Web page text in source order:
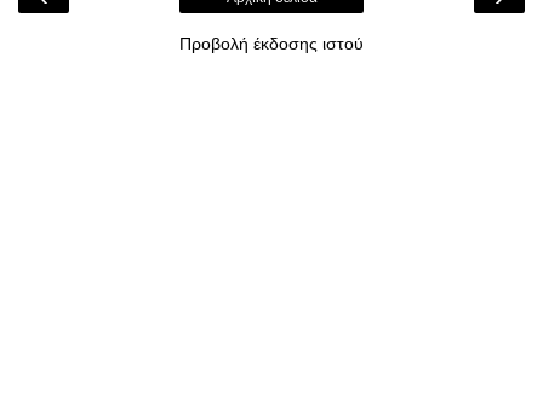
Προβολή έκδοσης ιστού